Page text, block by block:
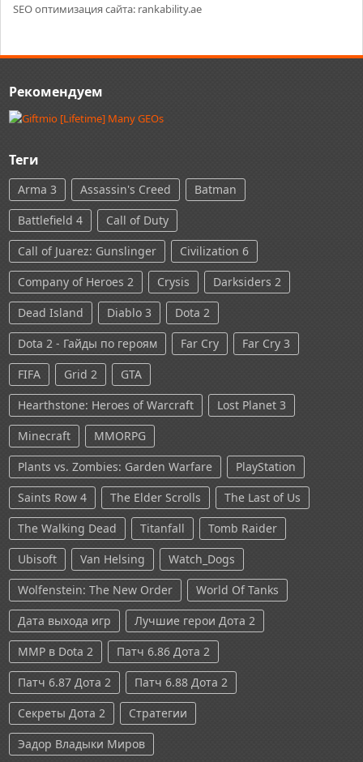
SEO оптимизация сайта: rankability.ae
Рекомендуем
Теги
Arma 3 Assassin's Creed
Batman
Battlefield 4
Call of Duty
Call of Juarez: Gunslinger
Civilization 6
Company of Heroes 2
Crysis
Darksiders 2
Dead Island
Diablo 3
Dota 2
Dota 2 - Гайды по героям
Far Cry
Far Cry 3
FIFA
Grid 2
GTA
Hearthstone: Heroes of Warcraft
Lost Planet 3
Minecraft
MMORPG
Plants vs. Zombies: Garden Warfare
PlayStation
Saints Row 4
The Elder Scrolls
The Last of Us
The Walking Dead
Titanfall
Tomb Raider
Ubisoft
Van Helsing
Watch_Dogs
Wolfenstein: The New Order
World Of Tanks
Дата выхода игр
Лучшие герои Дота 2
ММР в Dota 2
Патч 6.86 Дота 2
Патч 6.87 Дота 2
Патч 6.88 Дота 2
Секреты Дота 2
Стратегии
Эадор Владыки Миров